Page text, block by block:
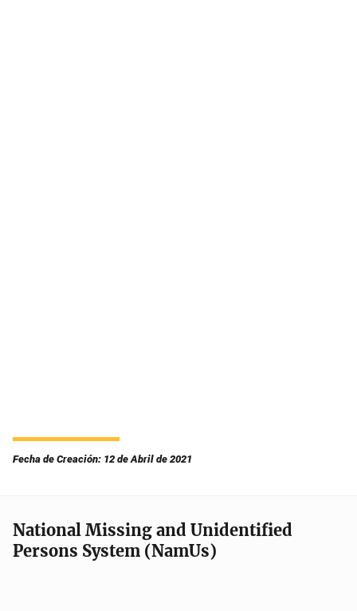
Fecha de Creación: 12 de Abril de 2021
National Missing and Unidentified
Persons System (NamUs)